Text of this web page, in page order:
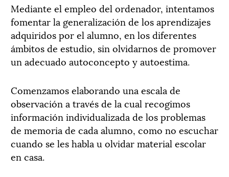
Mediante el empleo del ordenador, intentamos
fomentar la generalización de los aprendizajes
adquiridos por el alumno, en los diferentes
ámbitos de estudio, sin olvidarnos de promover
un adecuado autoconcepto y autoestima.
Comenzamos elaborando una escala de
observación a través de la cual recogimos
información individualizada de los problemas
de memoria de cada alumno, como no escuchar
cuando se les habla u olvidar material escolar
en casa.